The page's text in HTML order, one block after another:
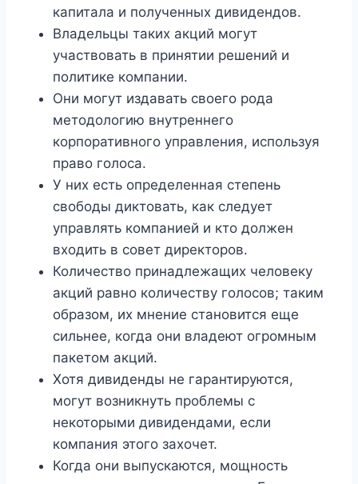
капитала и полученных дивидендов.
Владельцы таких акций могут
участвовать в принятии решений и
политике компании.
Они могут издавать своего рода
методологию внутреннего
корпоративного управления, используя
право голоса.
У них есть определенная степень
свободы диктовать, как следует
управлять компанией и кто должен
входить в совет директоров.
Количество принадлежащих человеку
акций равно количеству голосов; таким
образом, их мнение становится еще
сильнее, когда они владеют огромным
пакетом акций.
Хотя дивиденды не гарантируются,
могут возникнуть проблемы с
некоторыми дивидендами, если
компания этого захочет.
Когда они выпускаются, мощность